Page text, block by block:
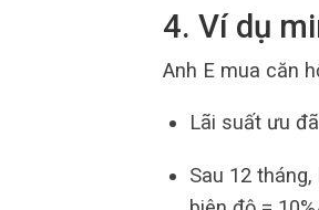
4. Ví dụ
Anh E mua căn
Lãi suất ưu
Sau 12